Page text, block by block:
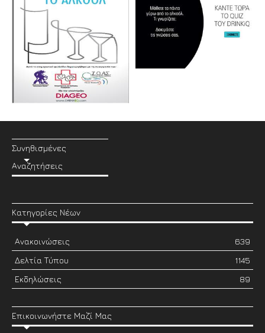
Συνηθισμένες
Αναζητήσεις
Κατηγορίες Νέων
Ανακοινώσεις
639
Δελτία Τύπου
1145
Εκδηλώσεις
89
Επικοινωνήστε Μαζί Μας